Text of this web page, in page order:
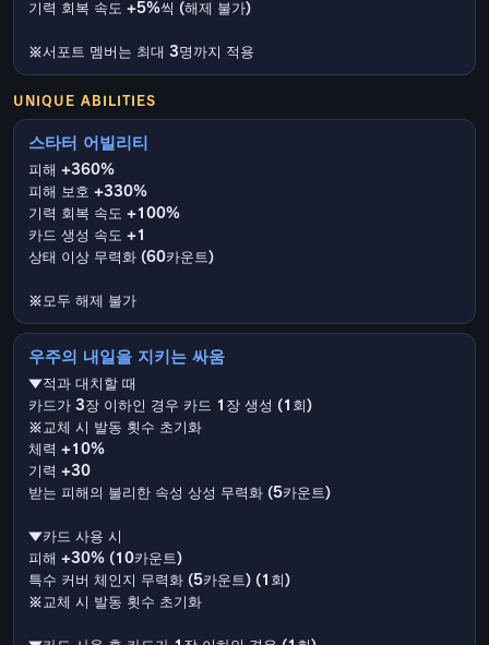
기력 회복 속도 +5%씩 (해제 불가)
※서포트 멤버는 최대 3명까지 적용
UNIQUE ABILITIES
스타터 어빌리티
피해 +360%
피해 보호 +330%
기력 회복 속도 +100%
카드 생성 속도 +1
상태 이상 무력화 (60카운트)
※모두 해제 불가
우주의 내일을 지키는 싸움
▼적과 대치할 때
카드가 3장 이하인 경우 카드 1장 생성 (1회)
※교체 시 발동 횟수 초기화
체력 +10%
기력 +30
받는 피해의 불리한 속성 상성 무력화 (5카운트)
▼카드 사용 시
피해 +30% (10카운트)
특수 커버 체인지 무력화 (5카운트) (1회)
※교체 시 발동 횟수 초기화